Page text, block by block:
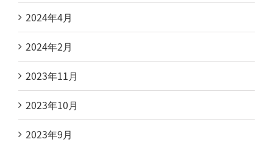
2024年4月
2024年2月
2023年11月
2023年10月
2023年9月